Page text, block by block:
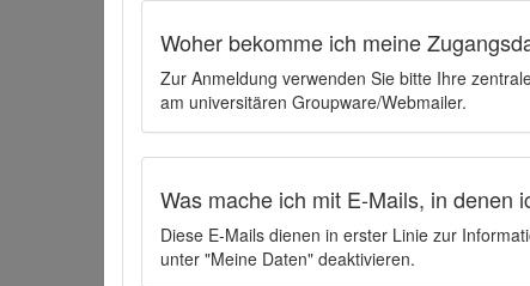
Woher bekomme ich meine
Zur Anmeldung verwenden Sie bitte Ihre
am universitären Groupware/Webmailer.
Was mache ich mit E-Mails, in denen
Diese E-Mails dienen in erster Linie zur
unter "Meine Daten" deaktivieren.